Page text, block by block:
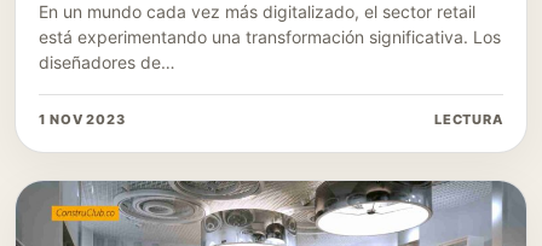
En un mundo cada vez más digitalizado, el sector retail
está experimentando una transformación significativa. Los
diseñadores de…
1 NOV 2023 LECTURA